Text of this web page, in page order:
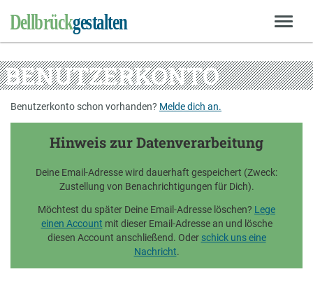
BENUTZERKONTO
Benutzerkonto schon vorhanden? Melde dich an.
Hinweis zur Datenverarbeitung
Deine Email-Adresse wird dauerhaft gespeichert (Zweck:
Zustellung von Benachrichtigungen für Dich).
Möchtest du später Deine Email-Adresse löschen? Lege
einen Account mit dieser Email-Adresse an und lösche
diesen Account anschließend. Oder schick uns eine
Nachricht.